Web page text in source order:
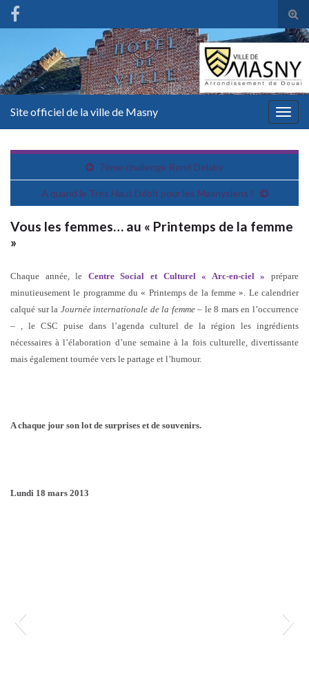
Site officiel de la ville de Masny
7ème challenge René Delaby
A quand le Très Haut Débit pour les Masnysiens ?
Vous les femmes… au « Printemps de la femme
»
Chaque année, le Centre Social et Culturel « Arc-en-ciel » prépare
minutieusement le programme du « Printemps de la femme ». Le calendrier
calqué sur la Journée internationale de la femme– le 8 mars en l’occurrence
– , le CSC puise dans l’agenda culturel de la région les ingrédients
nécessaires à l’élaboration d’une semaine à la fois culturelle, divertissante
mais également tournée vers le partage et l’humour.
A chaque jour son lot de surprises et de souvenirs.
Lundi 18 mars 2013